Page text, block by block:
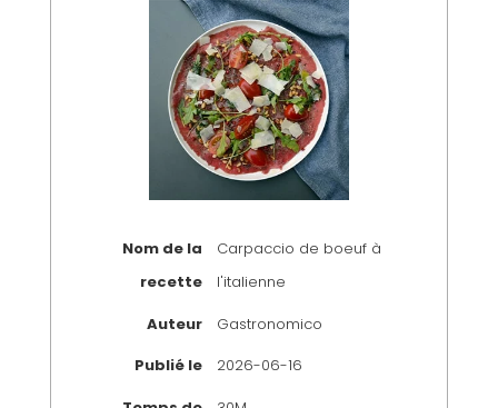
Nom de la
recette
Carpaccio de boeuf à
l'italienne
Auteur
Gastronomico
Publié le
2026-06-16